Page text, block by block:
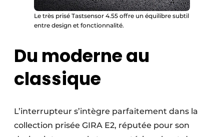
Le très prisé Tastsensor 4.55 offre un équilibre subtil
entre design et fonctionnalité.
Du moderne au
classique
L’interrupteur s’intègre parfaitement dans la
collection prisée GIRA E2, réputée pour son